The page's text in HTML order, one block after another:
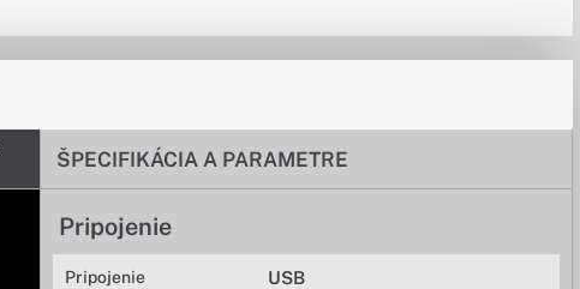
ŠPECIFIKÁCIA A PARAMETRE
Pripojenie
Pripojenie USB